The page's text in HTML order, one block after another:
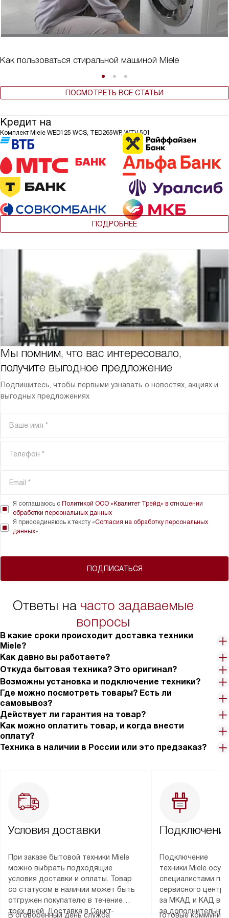
Как пользоваться стиральной машиной Miele
ПОСМОТРЕТЬ ВСЕ СТАТЬИ
Кредит на
Комплект Miele WED125 WCS, TED265WP, WTV 501
ПОДРОБНЕЕ
Мы помним, что вас интересовало,
получите выгодное предложение
Подпишитесь, чтобы первыми узнавать о новостях, акциях и
выгодных предложениях
ПОДПИСАТЬСЯ
Я соглашаюсь с Политикой ООО «Квалитет Трейд» в отношении
обработки персональных данных
Я присоединяюсь к тексту «Согласия на обработку персональных
данных»
Ответы на часто задаваемые
вопросы
В какие сроки происходит доставка техники
Miele?
Как давно вы работаете?
Откуда бытовая техника? Это оригинал?
Возможны установка и подключение техники?
Где можно посмотреть товары? Есть ли
самовывоз?
Действует ли гарантия на товар?
Как можно оплатить товар, и когда внести
оплату?
Техника в наличии в России или это предзаказ?
Условия доставки
При заказе бытовой техники Miele
можно выбрать подходящие
условия доставки и оплаты. Товар
со статусом в наличии может быть
отгружен покупателю в течение
трех дней. Доставка в Санкт-
В оговоренный день служба
Подключение
техники Miele
специалистами
сервисного
за МКАД и КАД
за
Готовые